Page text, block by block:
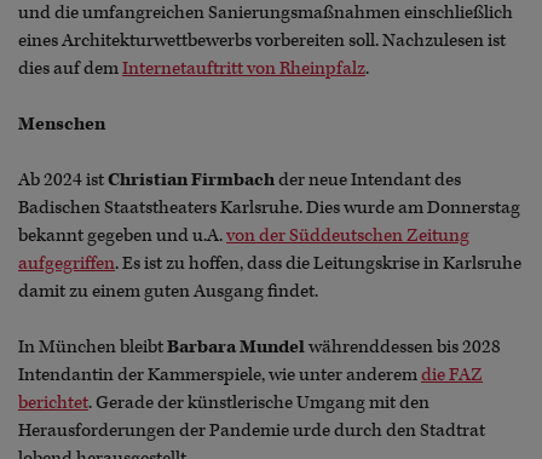
und die umfangreichen Sanierungsmaßnahmen einschließlich
eines Architekturwettbewerbs vorbereiten soll. Nachzulesen ist
dies auf demInternetauftritt von Rheinpfalz.
Menschen
Ab 2024 istChristian Firmbachder neue Intendant des
Badischen Staatstheaters Karlsruhe. Dies wurde am Donnerstag
bekannt gegeben und u.A.von der Süddeutschen Zeitung
aufgegriffen. Es ist zu hoffen, dass die Leitungskrise in Karlsruhe
damit zu einem guten Ausgang findet.
In München bleibtBarbara Mundelwährenddessen bis 2028
Intendantin der Kammerspiele, wie unter anderemdie FAZ
berichtet. Gerade der künstlerische Umgang mit den
Herausforderungen der Pandemie urde durch den Stadtrat